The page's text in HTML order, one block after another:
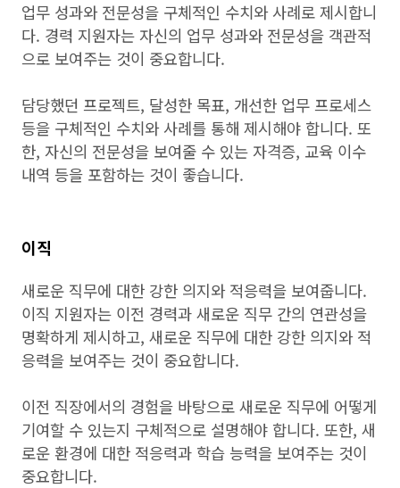
업무 성과와 전문성을 구체적인 수치와 사례로 제시합니
다. 경력 지원자는 자신의 업무 성과와 전문성을 객관적
으로 보여주는 것이 중요합니다.
담당했던 프로젝트, 달성한 목표, 개선한 업무 프로세스
등을 구체적인 수치와 사례를 통해 제시해야 합니다. 또
한, 자신의 전문성을 보여줄 수 있는 자격증, 교육 이수
내역 등을 포함하는 것이 좋습니다.
이직
새로운 직무에 대한 강한 의지와 적응력을 보여줍니다.
이직 지원자는 이전 경력과 새로운 직무 간의 연관성을
명확하게 제시하고, 새로운 직무에 대한 강한 의지와 적
응력을 보여주는 것이 중요합니다.
이전 직장에서의 경험을 바탕으로 새로운 직무에 어떻게
기여할 수 있는지 구체적으로 설명해야 합니다. 또한, 새
로운 환경에 대한 적응력과 학습 능력을 보여주는 것이
중요합니다.